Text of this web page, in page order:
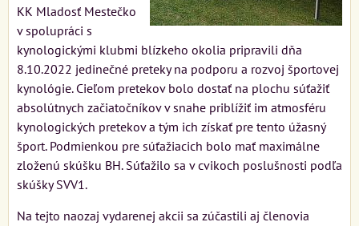
KK Mladosť Mestečko
v spolupráci s
kynologickými klubmi blízkeho okolia pripravili dňa
8.10.2022 jedinečné preteky na podporu a rozvoj športovej
kynológie. Cieľom pretekov bolo dostať na plochu súťažiť
absolútnych začiatočníkov v snahe priblížiť im atmosféru
kynologických pretekov a tým ich získať pre tento úžasný
šport. Podmienkou pre súťažiacich bolo mať maximálne
zloženú skúšku BH. Súťažilo sa v cvikoch poslušnosti podľa
skúšky SVV1.
Na tejto naozaj vydarenej akcii sa zúčastili aj členovia